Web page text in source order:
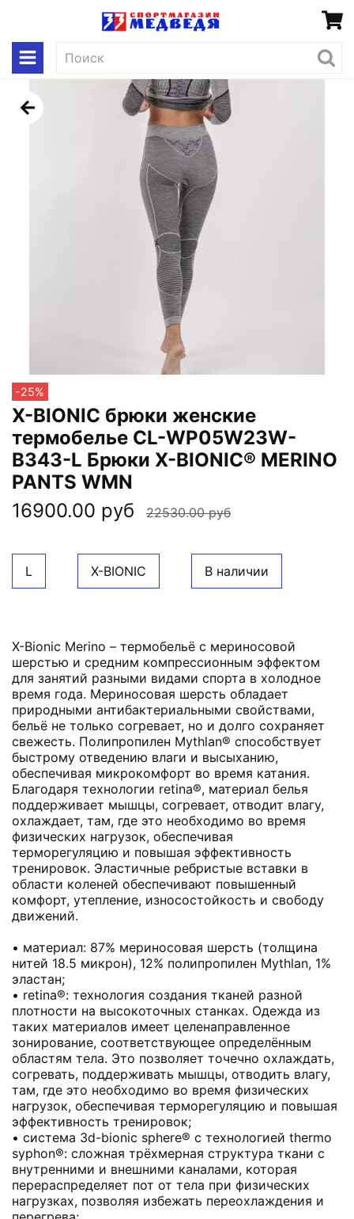
-25%
X-BIONIC брюки женские
термобелье CL-WP05W23W-
B343-L Брюки X-BIONIC® MERINO
PANTS WMN
16900.00 руб
22530.00 руб
L X-BIONIC В наличии
X-Bionic Merino – термобельё с мериносовой
шерстью и средним компрессионным эффектом
для занятий разными видами спорта в холодное
время года. Мериносовая шерсть обладает
природными антибактериальными свойствами,
бельё не только согревает, но и долго сохраняет
свежесть. Полипропилен Mythlan® способствует
быстрому отведению влаги и высыханию,
обеспечивая микрокомфорт во время катания.
Благодаря технологии retina®, материал белья
поддерживает мышцы, согревает, отводит влагу,
охлаждает, там, где это необходимо во время
физических нагрузок, обеспечивая
терморегуляцию и повышая эффективность
тренировок. Эластичные ребристые вставки в
области коленей обеспечивают повышенный
комфорт, утепление, износостойкость и свободу
движений.
• материал: 87% мериносовая шерсть (толщина
нитей 18.5 микрон), 12% полипропилен Mythlan, 1%
эластан;
• retina®: технология создания тканей разной
плотности на высокоточных станках. Одежда из
таких материалов имеет целенаправленное
зонирование, соответствующее определённым
областям тела. Это позволяет точечно охлаждать,
согревать, поддерживать мышцы, отводить влагу,
там, где это необходимо во время физических
нагрузок, обеспечивая терморегуляцию и повышая
эффективность тренировок;
• система 3d-bionic sphere® с технологией thermo
syphon®: сложная трёхмерная структура ткани с
внутренними и внешними каналами, которая
перераспределяет пот от тела при физических
нагрузках, позволяя избежать переохлаждения и